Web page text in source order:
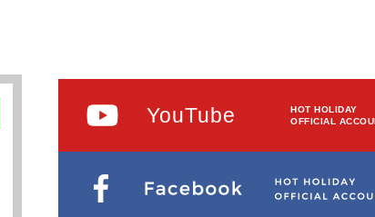
YouTube
HOT HOLIDAY
OFFICIAL